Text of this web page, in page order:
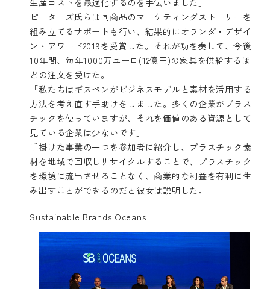
ピーターズ氏らは同商品のマーケティングストーリーを
組み立てるサポートも行い、結果的にオランダ・デザイ
ン・アワード2019を受賞した。それが功を奏して、今後
10年間、毎年1000万ユーロ(12億円)の家具を供給するほ
どの注文を受けた。
「私たちはギスペンがビジネスモデルと素材を活用する
方法を考え直す手助けをしました。多くの企業がプラス
チックを使っていますが、それを価値のある資源として
見ている企業は少ないです」
手掛けた事業の一つを参加者に紹介し、プラスチック素
材を地域で回収しリサイクルすることで、プラスチック
を環境に流出させることなく、商業的な利益を有利に生
み出すことができるのだと彼女は説明した。
Sustainable Brands Oceans